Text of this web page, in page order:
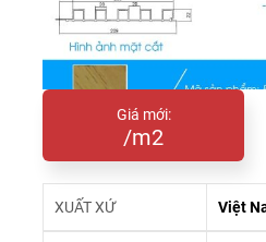
Giá mới:
/m2
XUẤT XỨ Việt